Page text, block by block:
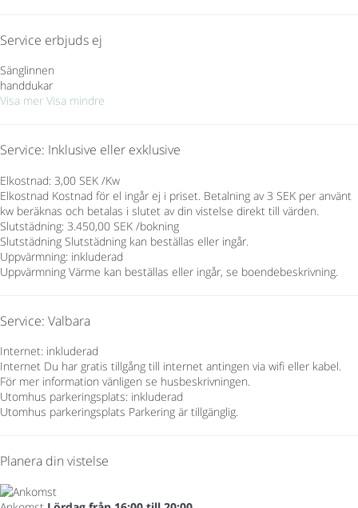
Service erbjuds ej
Sänglinnen
handdukar
Visa mer Visa mindre
Service: Inklusive eller exklusive
Elkostnad: 3,00 SEK /Kw
Elkostnad Kostnad för el ingår ej i priset. Betalning av 3 SEK per använt
kw beräknas och betalas i slutet av din vistelse direkt till värden.
Slutstädning: 3.450,00 SEK /bokning
Slutstädning Slutstädning kan beställas eller ingår.
Uppvärmning: inkluderad
Uppvärmning Värme kan beställas eller ingår, se boendebeskrivning.
Service: Valbara
Internet: inkluderad
Internet Du har gratis tillgång till internet antingen via wifi eller kabel.
För mer information vänligen se husbeskrivningen.
Utomhus parkeringsplats: inkluderad
Utomhus parkeringsplats Parkering är tillgänglig.
Planera din vistelse